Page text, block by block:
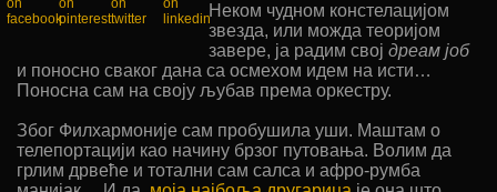
Неком чудном констелацијом
звезда, или можда теоријом
завере, ја радим свој дреам јоб
и поносно сваког дана са осмехом идем на исти…
Поносна сам на своју љубав према оркестру.
Због Филхармоније сам пробушила уши. Маштам о
телепортацији као начину брзог путовања. Волим да
грлим дрвеће и тотални сам салса и афро-румба